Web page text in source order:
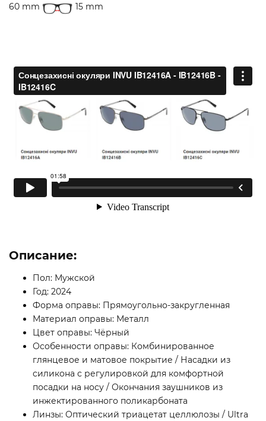
60 mm 15 mm
Описание:
Пол: Мужской
Год: 2024
Форма оправы: Прямоугольно-закругленная
Материал оправы: Металл
Цвет оправы: Чёрный
Особенности оправы: Комбинированное
глянцевое и матовое покрытие / Насадки из
силикона с регулировкой для комфортной
посадки на носу / Окончания заушников из
инжектированного поликарбоната
Линзы: Оптический триацетат целлюлозы / Ultra